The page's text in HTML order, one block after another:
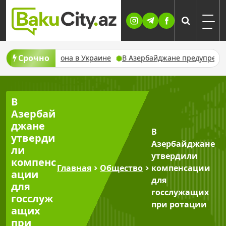
Skip
content
Срочно
дрона в Украине В Азербайджане предупредили о
В
Азербай
джане
утверди
ли
компенс
ации
для
госслуж
ащих
при
Главная > Общество >
В
Азербайджане
утвердили
компенсации
для
госслужащих
при ротации